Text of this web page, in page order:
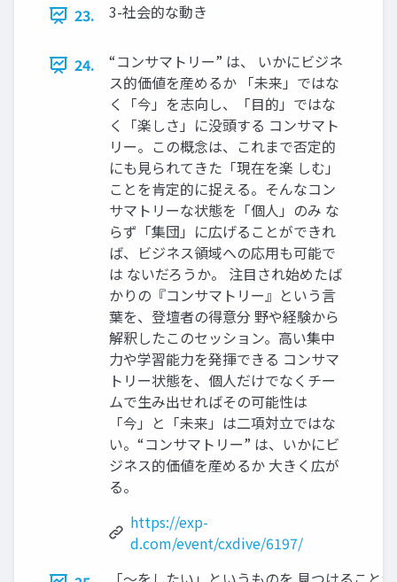
23. 3-社会的な動き
24.
“コンサマトリー” は、 いかにビジネ
ス的価値を産めるか 「未来」ではな
く「今」を志向し、「目的」ではな
く「楽しさ」に没頭する コンサマト
リー。この概念は、これまで否定的
にも見られてきた「現在を楽 しむ」
ことを肯定的に捉える。そんなコン
サマトリーな状態を「個人」のみ な
らず「集団」に広げることができれ
ば、ビジネス領域への応用も可能で
は ないだろうか。 注目され始めたば
かりの『コンサマトリー』という言
葉を、登壇者の得意分 野や経験から
解釈したこのセッション。高い集中
力や学習能力を発揮できる コンサマ
トリー状態を、個人だけでなくチー
ムで生み出せればその可能性は
「今」と「未来」は二項対立ではな
い。“コンサマトリー” は、いかにビ
ジネス的価値を産めるか 大きく広が
る。
https://exp-
d.com/event/cxdive/6197/